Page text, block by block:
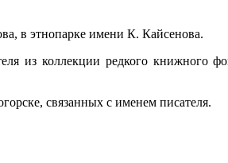
в этнопарке имени К. Кайсенова.
из коллекции редкого
связанных с именем писателя.